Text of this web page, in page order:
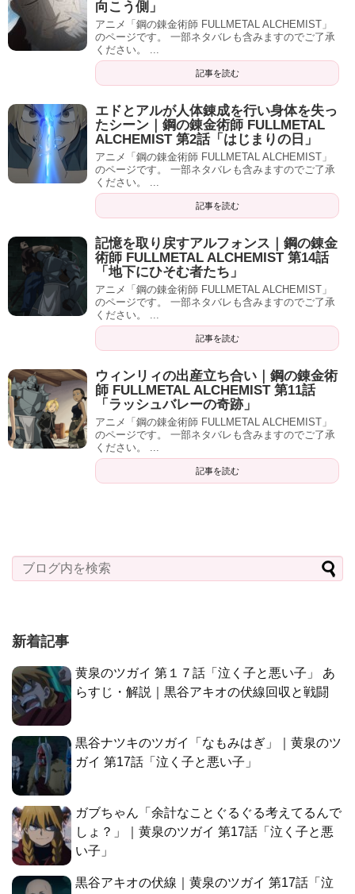
向こう側」
アニメ「鋼の錬金術師 FULLMETAL ALCHEMIST」
のページです。 一部ネタバレも含みますのでご了承
ください。 ...
記事を読む
エドとアルが人体錬成を行い身体を失っ
たシーン｜鋼の錬金術師 FULLMETAL
ALCHEMIST 第2話「はじまりの日」
アニメ「鋼の錬金術師 FULLMETAL ALCHEMIST」
のページです。 一部ネタバレも含みますのでご了承
ください。 ...
記事を読む
記憶を取り戻すアルフォンス｜鋼の錬金
術師 FULLMETAL ALCHEMIST 第14話
「地下にひそむ者たち」
アニメ「鋼の錬金術師 FULLMETAL ALCHEMIST」
のページです。 一部ネタバレも含みますのでご了承
ください。 ...
記事を読む
ウィンリィの出産立ち合い｜鋼の錬金術
師 FULLMETAL ALCHEMIST 第11話
「ラッシュバレーの奇跡」
アニメ「鋼の錬金術師 FULLMETAL ALCHEMIST」
のページです。 一部ネタバレも含みますのでご了承
ください。 ...
記事を読む
新着記事
黄泉のツガイ 第１７話「泣く子と悪い子」 あ
らすじ・解説｜黒谷アキオの伏線回収と戦闘
黒谷ナツキのツガイ「なもみはぎ」｜黄泉のツ
ガイ 第17話「泣く子と悪い子」
ガブちゃん「余計なことぐるぐる考えてるんで
しょ？」｜黄泉のツガイ 第17話「泣く子と悪
い子」
黒谷アキオの伏線｜黄泉のツガイ 第17話「泣